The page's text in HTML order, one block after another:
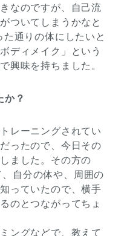
なのですが、自己流
ついてしまうかなと
通りの体にしたいと
ディメイク」という
興味を持ちました。
か？
レーニングされてい
ったので、今日その
ました。その方の
自分の体や、周囲の
っていたので、横手
のとつながってちょ
ングなどで、教えて